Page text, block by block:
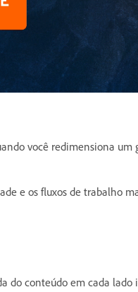
você redimensiona
e os fluxos de trabalho
do conteúdo em cada